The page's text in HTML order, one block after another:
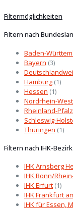
Filtermöglichkeiten
Filtern nach
Baden-
Bayern (3)
Hamburg (1)
Hessen (1)
Nordrhein-
Rheinland-Pfalz
Schleswig-
Thüringen (1)
Filtern nach IHK-Bezirk
IHK Arnsberg
IHK Bonn/
IHK Erfurt (1)
IHK Frankfurt
IHK für Essen,